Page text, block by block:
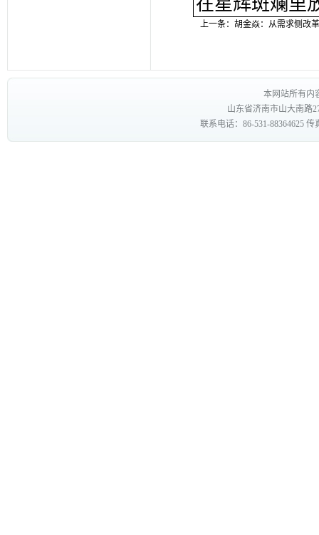
上一条： 胡金焱：从需求侧改
本网站所有内
山东省济南市山大南路
联系电话：86-531-88364625 传